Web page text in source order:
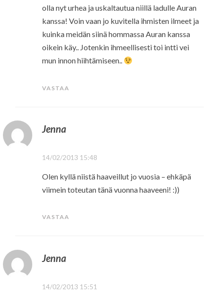
olla nyt urhea ja uskaltautua niillä ladulle Auran
kanssa! Voin vaan jo kuvitella ihmisten ilmeet ja
kuinka meidän siinä hommassa Auran kanssa
oikein käy.. Jotenkin ihmeellisesti toi intti vei
mun innon hiihtämiseen..
VASTAA
Jenna
14/02/2013 15:48
Olen kyllä niistä haaveillut jo vuosia – ehkäpä
viimein toteutan tänä vuonna haaveeni! :))
VASTAA
Jenna
14/02/2013 15:51